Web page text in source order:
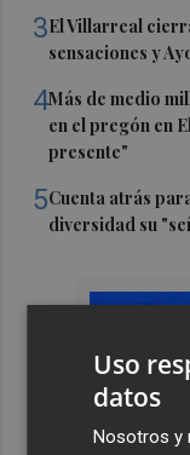
3El Villarreal
sensaciones y
4Más de medio
en el pregón en
presente"
5Cuenta atrás
diversidad su
Uso
datos
Nosotros y